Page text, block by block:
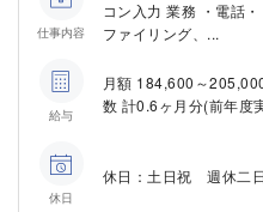
仕事内容
コン入力 業務 ・電話
ファイリング、...
給与
月額 184,600～
数 計0.6ヶ月分(前年度
休日
休日：土日祝 週休二